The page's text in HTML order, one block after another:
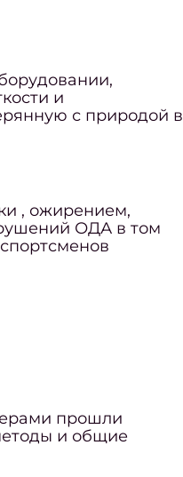
и
с природой в
, ожирением,
ОДА в том
прошли
и общие